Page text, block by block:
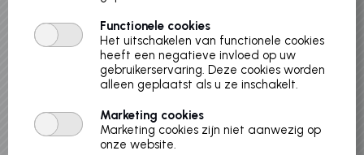
met het gebruik van cookies.
Onze cookies policy verduidelijkt wat cookies zijn, hoe we
cookies gebruiken, hoe derde partijen waarmee we
partnerships sluiten cookies kunnen gebruiken op de
Service, uw keuzes wat betreft cookies en meer
informatie over cookies.
Functionele cookies
Het uitschakelen van functionele cookies
heeft een negatieve invloed op uw
gebruikerservaring. Deze cookies worden
alleen geplaatst als u ze inschakelt.
Marketing cookies
Marketing cookies zijn niet aanwezig op
onze website.